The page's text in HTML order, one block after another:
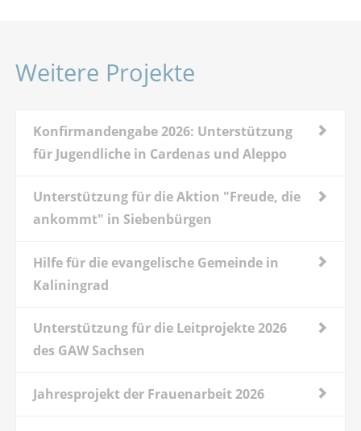
Weitere Projekte
Konfirmandengabe 2026: Unterstützung
für Jugendliche in Cardenas und Aleppo
Unterstützung für die Aktion "Freude, die
ankommt" in Siebenbürgen
Hilfe für die evangelische Gemeinde in
Kaliningrad
Unterstützung für die Leitprojekte 2026
des GAW Sachsen
Jahresprojekt der Frauenarbeit 2026